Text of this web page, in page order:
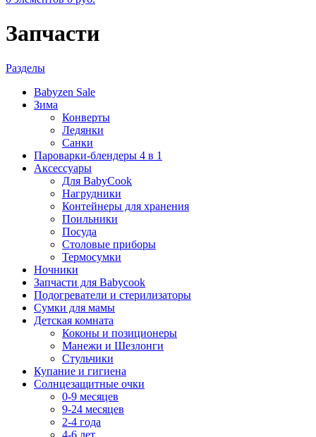
Запчасти
Разделы
Babyzen Sale
Зима
Конверты
Ледянки
Санки
Пароварки-блендеры 4 в 1
Аксессуары
Для BabyCook
Нагрудники
Контейнеры для хранения
Поильники
Посуда
Столовые приборы
Термосумки
Ночники
Запчасти для Babycook
Подогреватели и стерилизаторы
Сумки для мамы
Детская комната
Коконы и позиционеры
Манежи и Шезлонги
Стульчики
Купание и гигиена
Солнцезащитные очки
0-9 месяцев
9-24 месяцев
2-4 года
4-6 лет